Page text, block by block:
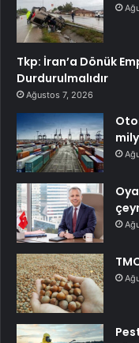
Tkp: İran’a Dönük
Durdurulmalıdır
Ağustos 7, 2026